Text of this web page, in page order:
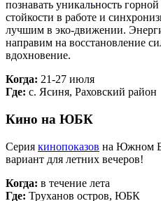
познавать уникальность
стойкости в работе и
лучшим в эко-движении.
направим на восстановление
вдохновение.
Когда: 21-27 июля
Где: с. Ясиня, Раховский район
Кино на ЮБК
Серия кинопоказов на Южном
вариант для летних вечеров!
Когда: в течение лета
Где: Труханов остров, ЮБК